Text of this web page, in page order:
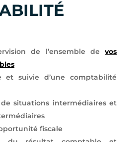
de l’ensemble devos
et suivie d’une comptabilité
situations intermédiaires et
fiscale